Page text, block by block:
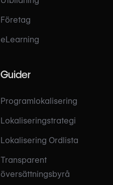
Företag
eLearning
Guider
Programlokalisering
Lokaliseringstrategi
Lokalisering Ordlista
Transparent
översättningsbyrå